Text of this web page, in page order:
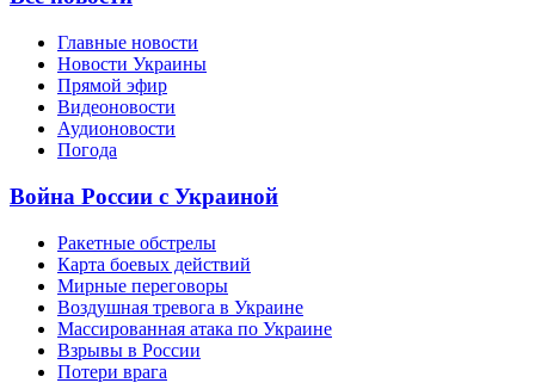
Главные новости
Новости Украины
Прямой эфир
Видеоновости
Аудионовости
Погода
Война России с Украиной
Ракетные обстрелы
Карта боевых действий
Мирные переговоры
Воздушная тревога в Украине
Массированная атака по Украине
Взрывы в России
Потери врага